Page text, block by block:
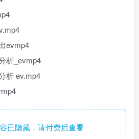
evmp4
析_evmp4
析 ev.mp4
已隐藏，请付费后查看